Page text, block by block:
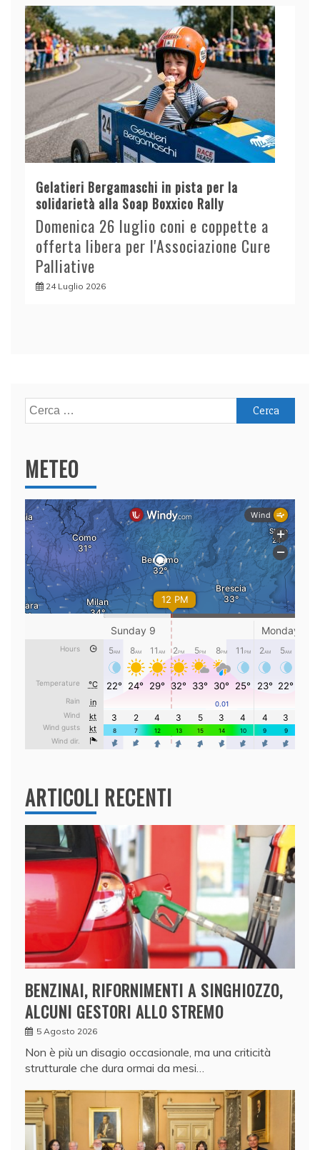
Gelatieri Bergamaschi in pista per la
solidarietà alla Soap Boxxico Rally
Domenica 26 luglio coni e coppette a
offerta libera per l'Associazione Cure
Palliative
24 Luglio 2026
Ricerca
per:
METEO
ARTICOLI RECENTI
BENZINAI, RIFORNIMENTI A SINGHIOZZO,
ALCUNI GESTORI ALLO STREMO
5 Agosto 2026
Non è più un disagio occasionale, ma una criticità
strutturale che dura ormai da mesi…